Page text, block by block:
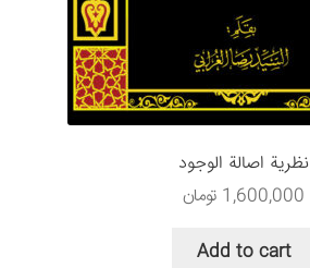
نظرية اصالة الوجود
1,600,000 تومان
Add to cart